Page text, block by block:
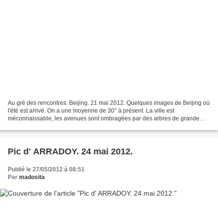
Au gré des rencontres. Beijing. 21 mai 2012. Quelques images de Beijing où
l'été est arrivé. On a une moyenne de 30° à présent. La ville est
méconnaissable, les avenues sont ombragées par des arbres de grande
Pic d' ARRADOY. 24 mai 2012.
Publié le 27/05/2012 à 08:51
Par madosita